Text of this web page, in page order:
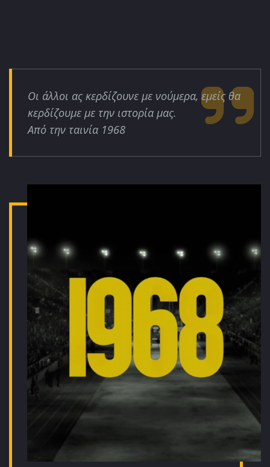
Οι άλλοι ας κερδίζουνε με νούμερα, εμείς θα
κερδίζουμε με την ιστορία μας.
Από την ταινία 1968